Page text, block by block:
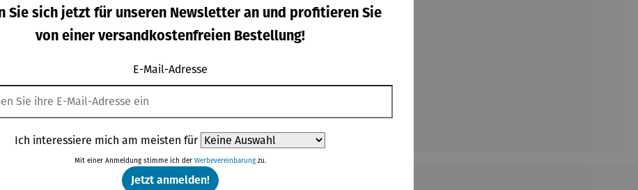
Sie sich jetzt für unseren Newsletter an und profitieren Sie
von einer versandkostenfreien Bestellung!
E-Mail-Adresse
Ich interessiere mich am meisten für
Mit einer Anmeldung stimme ich der Werbevereinbarungzu.
Jetzt anmelden!